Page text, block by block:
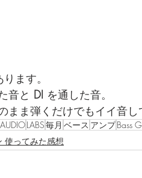
ます。
音と DI を通した音。
まま弾くだけでもイイ音
AUDIOLABS毎月 ベース アンプBass
使ってみた感想